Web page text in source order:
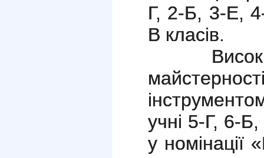
Г, 2-Б, 3-Е,
В класів.
Високий
учні 5-Г, 6-
у номінації